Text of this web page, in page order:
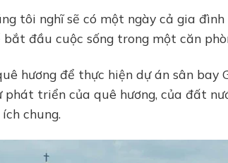
tôi nghĩ sẽ có một ngày cả gia
đầu cuộc sống trong một căn
hương để thực hiện dự án sân bay
phát triển của quê hương, của đất
chung.